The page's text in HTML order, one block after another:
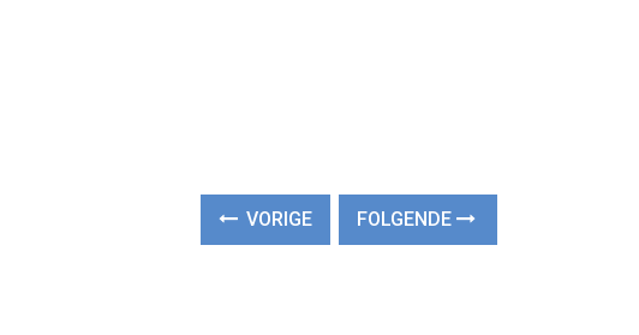
VORIGE FOLGENDE